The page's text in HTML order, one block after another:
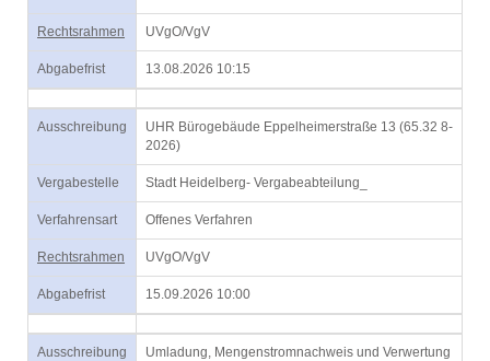
Rechtsrahmen UVgO/VgV
Abgabefrist 13.08.2026 10:15
Ausschreibung
UHR Bürogebäude Eppelheimerstraße 13 (65.32 8-
2026)
Vergabestelle Stadt Heidelberg- Vergabeabteilung_
Verfahrensart Offenes Verfahren
Rechtsrahmen UVgO/VgV
Abgabefrist 15.09.2026 10:00
Ausschreibung
Umladung, Mengenstromnachweis und Verwertung